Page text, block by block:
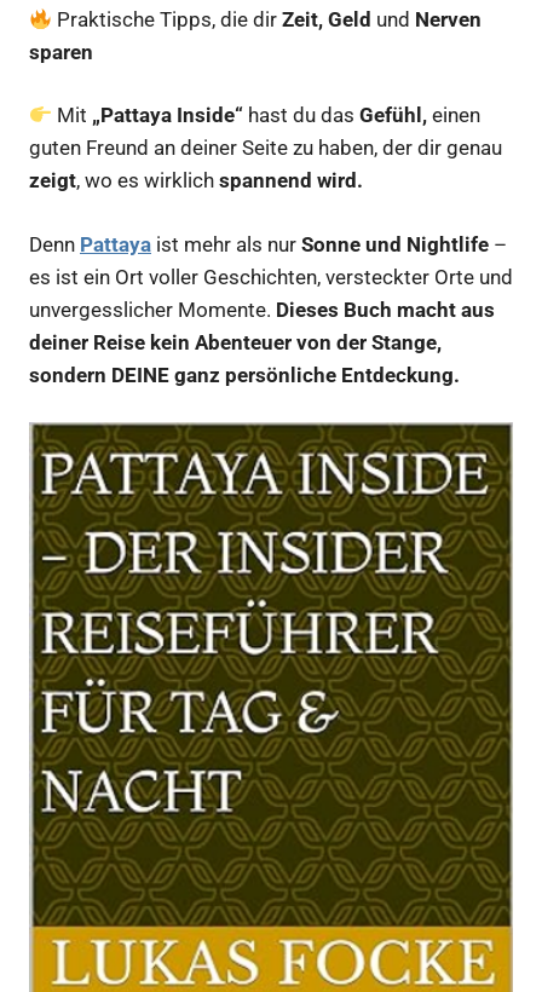
Praktische Tipps, die dirZeit, Geld und Nerven
sparen
Mit „Pattaya Inside“ hast du dasGefühl, einen
guten Freund an deiner Seite zu haben, der dir genau
zeigt, wo es wirklich spannend wird.
Denn Pattaya ist mehr als nur Sonne und Nightlife –
es ist ein Ort voller Geschichten, versteckter Orte und
unvergesslicher Momente. Dieses Buch macht aus
deiner Reise kein Abenteuer von der Stange,
sondern DEINE ganz persönliche Entdeckung.